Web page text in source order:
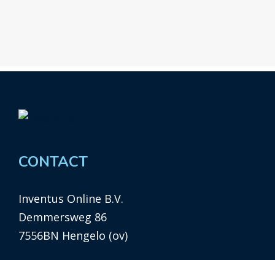
CONTACT
Inventus Online B.V.
Demmersweg 86
7556BN Hengelo (ov)